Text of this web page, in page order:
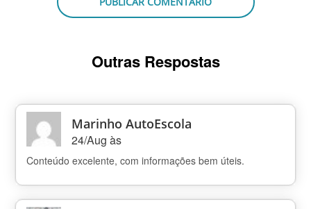
Outras Respostas
Marinho AutoEscola
24/Aug às
Conteúdo excelente, com informações bem úteis.